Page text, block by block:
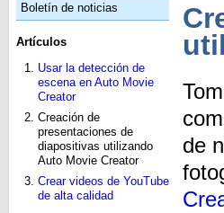
Boletín de noticias
Artículos
Usar la detección de
escena en Auto Movie
Creator
Creación de
presentaciones de
diapositivas utilizando
Auto Movie Creator
Crear videos de YouTube
de alta calidad
de